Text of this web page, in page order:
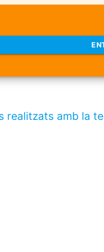
realitzats amb la